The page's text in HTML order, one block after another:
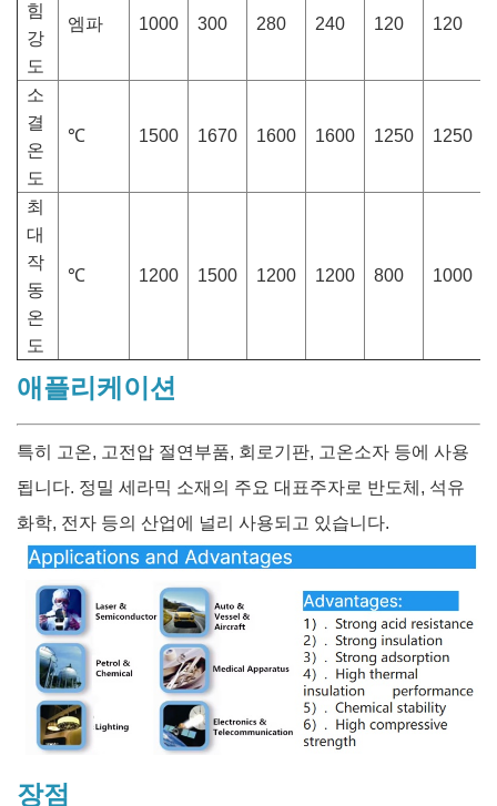
힘
강
도
엠파 1000 300 280 240 120 120
소
결
온
도
℃ 1500 1670 1600 1600 1250 1250
최
대
작
동
온
도
℃ 1200 1500 1200 1200 800 1000
애플리케이션
특히 고온, 고전압 절연부품, 회로기판, 고온소자 등에 사용
됩니다. 정밀 세라믹 소재의 주요 대표주자로 반도체, 석유
화학, 전자 등의 산업에 널리 사용되고 있습니다.
장점